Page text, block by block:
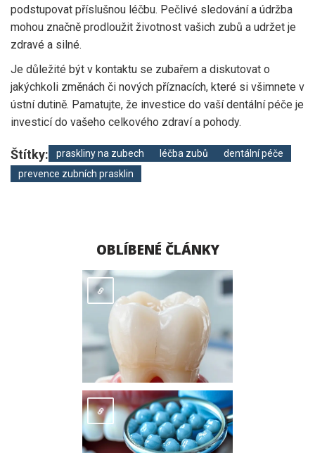
podstupovat příslušnou léčbu. Pečlivé sledování a údržba
mohou značně prodloužit životnost vašich zubů a udržet je
zdravé a silné.
Je důležité být v kontaktu se zubařem a diskutovat o
jakýchkoli změnách či nových příznacích, které si všimnete v
ústní dutině. Pamatujte, že investice do vaší dentální péče je
investicí do vašeho celkového zdraví a pohody.
Štítky: praskliny na zubech léčba zubů
dentální péče
prevence zubních prasklin
OBLÍBENÉ ČLÁNKY